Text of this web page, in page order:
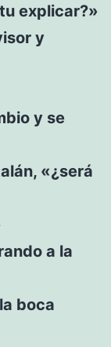
explicar?»
y
y se
«¿será
a la
boca